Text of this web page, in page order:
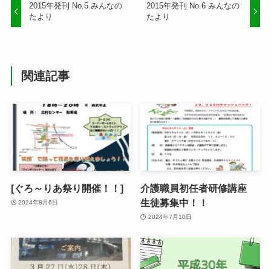
2015年発刊 No.5 みんなの
たより
2015年発刊 No.6 みんなの
たより
関連記事
[ぐろ～りあ祭り開催！！]
2024年8月6日
介護職員初任者研修講座
生徒募集中！！
2024年7月10日